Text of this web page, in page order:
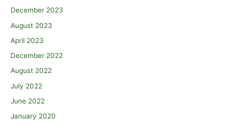
December 2023
August 2023
April 2023
December 2022
August 2022
July 2022
June 2022
January 2020